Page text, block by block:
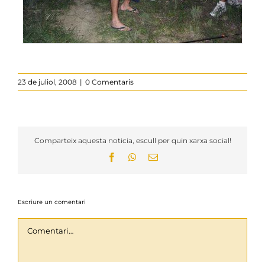
23 de juliol, 2008 | 0 Comentaris
Comparteix aquesta noticia, escull per quin xarxa social!
FacebookWhatsApp
Email:
Escriure un comentari